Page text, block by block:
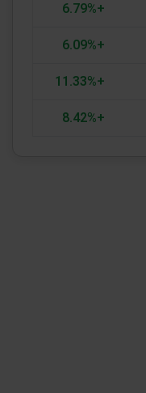
+6.79%
+6.09%
+11.33%
+8.42%